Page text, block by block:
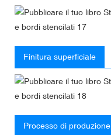
Finitura superficiale
Processo di produzione